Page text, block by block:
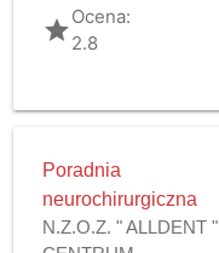
gradeOcena:
2.8
Poradnia
neurochirurgiczna
N.Z.O.Z. " ALLDENT "